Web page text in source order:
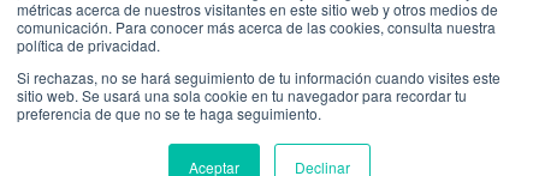
métricas acerca de nuestros visitantes en este sitio web y otros medios de
comunicación. Para conocer más acerca de las cookies, consulta nuestra
política de privacidad.
Si rechazas, no se hará seguimiento de tu información cuando visites este
sitio web. Se usará una sola cookie en tu navegador para recordar tu
preferencia de que no se te haga seguimiento.
Aceptar Declinar
Inversores
All rights reserved.©2026Resmed